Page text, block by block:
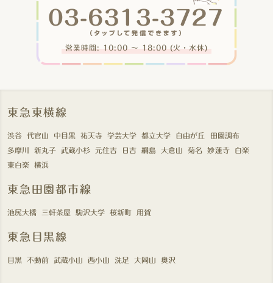
営業時間: 10:00 〜 18:00 (火・水休)
東急東横線
渋谷 代官山 中目黒 祐天寺 学芸大学 都立大学 自由が丘
田園調布
多摩川
新丸子 武蔵小杉 元住吉 日吉 綱島 大倉山 菊名 妙蓮寺
白楽
東白楽
横浜
東急田園都市線
池尻大橋 三軒茶屋 駒沢大学 桜新町 用賀
東急目黒線
目黒 不動前 武蔵小山 西小山 洗足 大岡山 奥沢